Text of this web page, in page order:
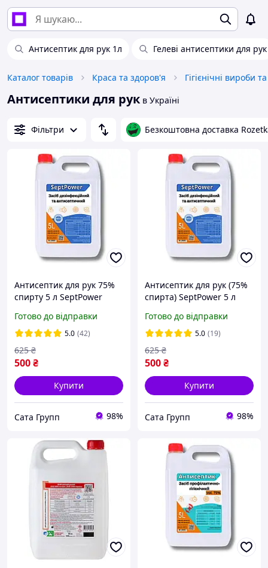
Антисептик для рук 1л Гелеві антисептики для рук
Каталог товарів Краса та здоров'я Гігієнічні вироби
Антисептики для рук в Україні
Фільтри Безкоштовна доставка
Антисептик для рук 75%
спирту 5 л SeptPower
Готово до відправки
5.0 (42)
500₴
625 ₴
Купити
Сата Групп 98%
Антисептик для рук (75%
спирта) SeptPower 5 л
Готово до відправки
5.0 (19)
500₴
625 ₴
Купити
Сата Групп 98%